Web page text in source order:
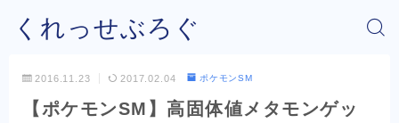
くれっせぶろぐ
2016.11.23 2017.02.04 ポケモンSM
【ポケモンSM】高固体値メタモンゲッ